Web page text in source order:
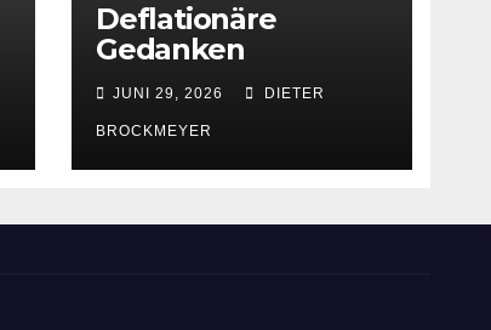
Deflationäre
Gedanken
JUNI 29, 2026 DIETER
BROCKMEYER